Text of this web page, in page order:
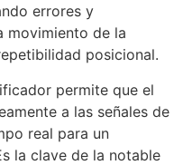
errores y
movimiento de la
posicional.
permite que el
a las señales de
real para un
la clave de la notable